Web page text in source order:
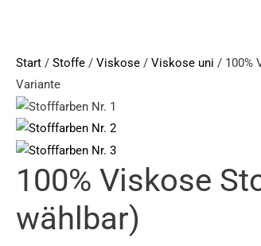
Start / Stoffe / Viskose / Viskose uni / 100%
Variante
100% Viskose
wählbar)